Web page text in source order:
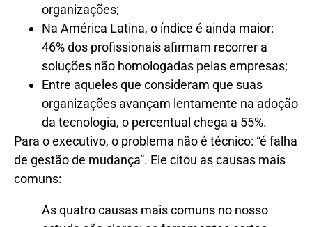
organizações;
Na América Latina, o índice é ainda maior:
46% dos profissionais afirmam recorrer a
soluções não homologadas pelas empresas;
Entre aqueles que consideram que suas
organizações avançam lentamente na adoção
da tecnologia, o percentual chega a 55%.
Para o executivo, o problema não é técnico: “é falha
de gestão de mudança”. Ele citou as causas mais
comuns:
As quatro causas mais comuns no nosso